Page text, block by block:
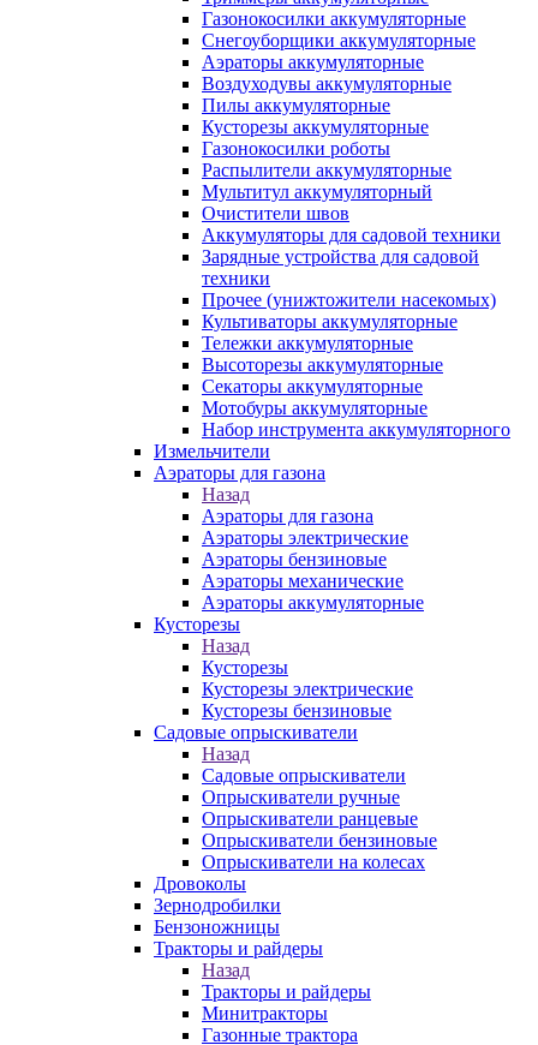
Газонокосилки аккумуляторные
Снегоуборщики аккумуляторные
Аэраторы аккумуляторные
Воздуходувы аккумуляторные
Пилы аккумуляторные
Кусторезы аккумуляторные
Газонокосилки роботы
Распылители аккумуляторные
Мультитул аккумуляторный
Очистители швов
Аккумуляторы для садовой техники
Зарядные устройства для садовой
техники
Прочее (унижтожители насекомых)
Культиваторы аккумуляторные
Тележки аккумуляторные
Высоторезы аккумуляторные
Секаторы аккумуляторные
Мотобуры аккумуляторные
Набор инструмента аккумуляторного
Измельчители
Аэраторы для газона
Назад
Аэраторы для газона
Аэраторы электрические
Аэраторы бензиновые
Аэраторы механические
Аэраторы аккумуляторные
Кусторезы
Назад
Кусторезы
Кусторезы электрические
Кусторезы бензиновые
Садовые опрыскиватели
Назад
Садовые опрыскиватели
Опрыскиватели ручные
Опрыскиватели ранцевые
Опрыскиватели бензиновые
Опрыскиватели на колесах
Дровоколы
Зернодробилки
Бензоножницы
Тракторы и райдеры
Назад
Тракторы и райдеры
Минитракторы
Газонные трактора